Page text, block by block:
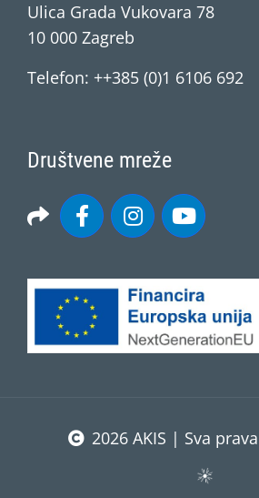
Ulica Grada Vukovara 78
10 000 Zagreb
Telefon: ++385 (0)1 6106 692
Društvene mreže
2026 AKIS | Sva